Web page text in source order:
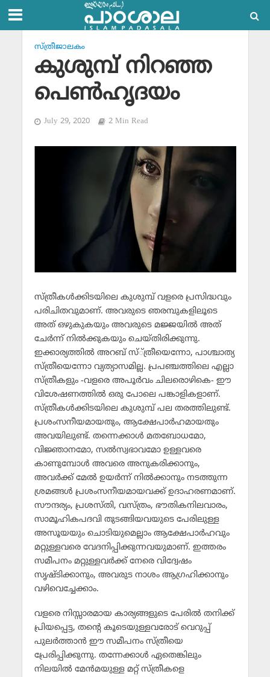
സ്ത്രീജാലകം
കുശുമ്പ് നിറഞ്ഞ
പെണ്‍ഹൃദയം
July 29, 2020 2 Min Read
സ്ത്രീകള്‍ക്കിടയിലെ കുശുമ്പ് വളരെ പ്രസിദ്ധവും
പരിചിതവുമാണ്. അവരുടെ ഞരമ്പുകളിലൂടെ
അത് ഒഴുകുകയും അവരുടെ മജ്ജയില്‍ അത്
ചേര്‍ന്ന് നില്‍ക്കുകയും ചെയ്തിരിക്കുന്നു.
ഇക്കാര്യത്തില്‍ അറബ് സ്്ത്രീയെന്നോ, പാശ്ചാത്യ
സ്ത്രീയെന്നോ വ്യത്യാസമില്ല. പ്രപഞ്ചത്തിലെ എല്ലാ
സ്ത്രീകളും -വളരെ അപൂര്‍വം ചിലരൊഴികെ- ഈ
വിശേഷണത്തില്‍ ഒരു പോലെ പങ്കാളികളാണ്.
സ്ത്രീകള്‍ക്കിടയിലെ കുശുമ്പ് പല തരത്തിലുണ്ട്.
പ്രശംസനീയമായതും, ആക്ഷേപാര്‍ഹമായതും
അവയിലുണ്ട്. തന്നെക്കാള്‍ മതബോധമോ,
വിജ്ഞാനമോ, സല്‍സ്വഭാവമോ ഉള്ളവരെ
കാണുമ്പോള്‍ അവരെ അനുകരിക്കാനും,
അവര്‍ക്ക് മേല്‍ ഉയര്‍ന്ന് നില്‍ക്കാനും നടത്തുന്ന
ശ്രമങ്ങള്‍ പ്രശംസനീയമായവക്ക് ഉദാഹരണമാണ്.
സൗന്ദര്യം, പ്രശസ്തി, വസ്ത്രം, ഭൗതികനിലവാരം,
സാമൂഹികപദവി തുടങ്ങിയവയുടെ പേരിലുള്ള
അസൂയയും ചൊടിയുമെല്ലാം ആക്ഷേപാര്‍ഹവും
മറ്റുള്ളവരെ വേദനിപ്പിക്കുന്നവയുമാണ്. ഇത്തരം
സമീപനം മറ്റുള്ളവര്‍ക്ക് നേരെ വിദ്വേഷം
സൃഷ്ടിക്കാനും, അവരുട നാശം ആഗ്രഹിക്കാനും
വഴിവെച്ചേക്കാം.
വളരെ നിസ്സാരമായ കാര്യങ്ങളുടെ പേരില്‍ തനിക്ക്
പ്രിയപ്പെട്ട, തന്റെ കൂടെയുള്ളവരോട് വെറുപ്പ്
പുലര്‍ത്താന്‍ ഈ സമീപനം സ്ത്രീയെ
പ്രേരിപ്പിക്കുന്നു. തന്നേക്കാള്‍ ഏതെങ്കിലും
നിലയില്‍ മേന്‍മയുള്ള മറ്റ് സ്ത്രീകളെ